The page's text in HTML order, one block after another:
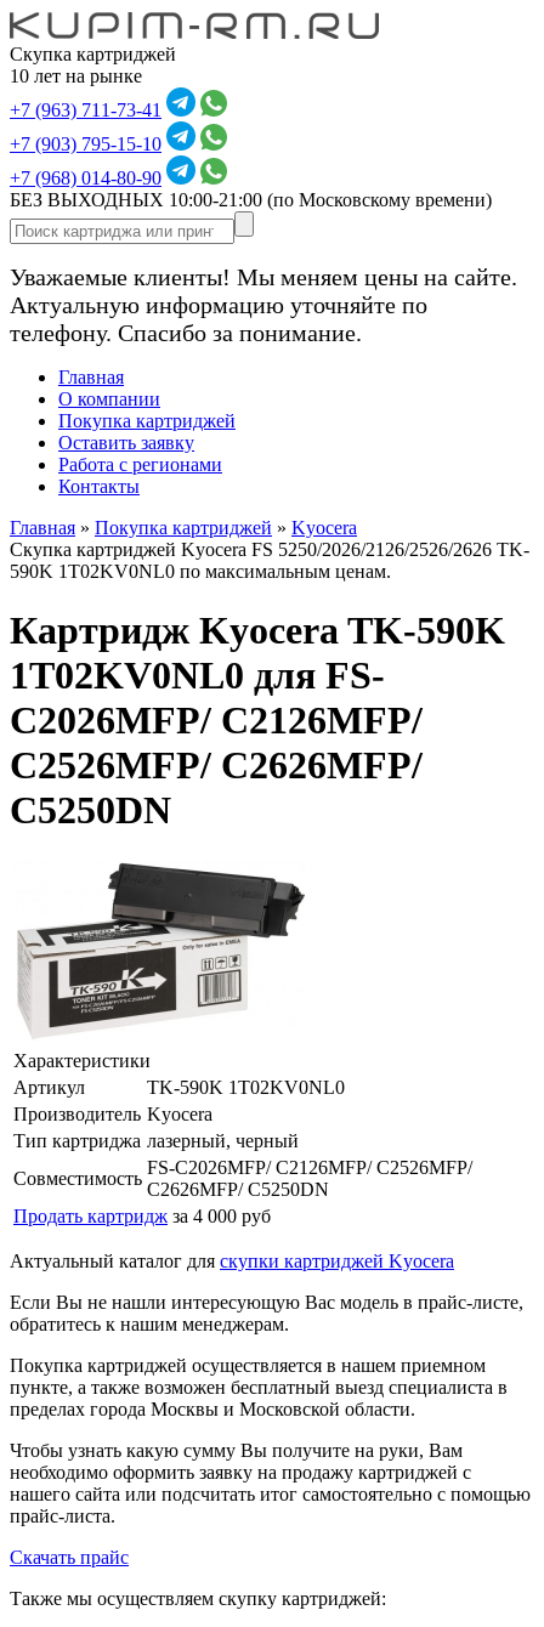
Скупка картриджей
10 лет на рынке
+7 (963) 711-73-41
+7 (903) 795-15-10
+7 (968) 014-80-90
БЕЗ ВЫХОДНЫХ 10:00-21:00 (по Московскому времени)
Уважаемые клиенты! Мы меняем цены на сайте.
Актуальную информацию уточняйте по
телефону. Спасибо за понимание.
Главная
О компании
Покупка картриджей
Оставить заявку
Работа с регионами
Контакты
Главная » Покупка картриджей » Kyocera
Скупка картриджей Kyocera FS 5250/2026/2126/2526/2626 TK-
590K 1T02KV0NL0 по максимальным ценам.
Картридж Kyocera TK-590K
1T02KV0NL0 для FS-
C2026MFP/ C2126MFP/
C2526MFP/ C2626MFP/
C5250DN
Характеристики
Артикул
TK-590K 1T02KV0NL0
Производитель Kyocera
Тип картриджа лазерный, черный
Совместимость
FS-C2026MFP/ C2126MFP/ C2526MFP/
C2626MFP/ C5250DN
Продать картридж за 4 000 руб
Актуальный каталог для скупки картриджей Kyocera
Если Вы не нашли интересующую Вас модель в прайс-листе,
обратитесь к нашим менеджерам.
Покупка картриджей осуществляется в нашем приемном
пункте, а также возможен бесплатный выезд специалиста в
пределах города Москвы и Московской области.
Чтобы узнать какую сумму Вы получите на руки, Вам
необходимо оформить заявку на продажу картриджей с
нашего сайта или подсчитать итог самостоятельно с помощью
прайс-листа.
Скачать прайс
Также мы осуществляем скупку картриджей: